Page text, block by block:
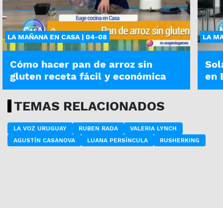
LA MAÑANA EN CASA | 04-08
Cómo hacer pan de arroz sin
gluten receta fácil y económica
LA
en
TEMAS RELACIONADOS
LA VOZ URUGUAY RUBEN RADA
VALERIA LYNCH
AGUSTÍN CASANOVA
LUANA PERSÍNCULA RUSHERKING